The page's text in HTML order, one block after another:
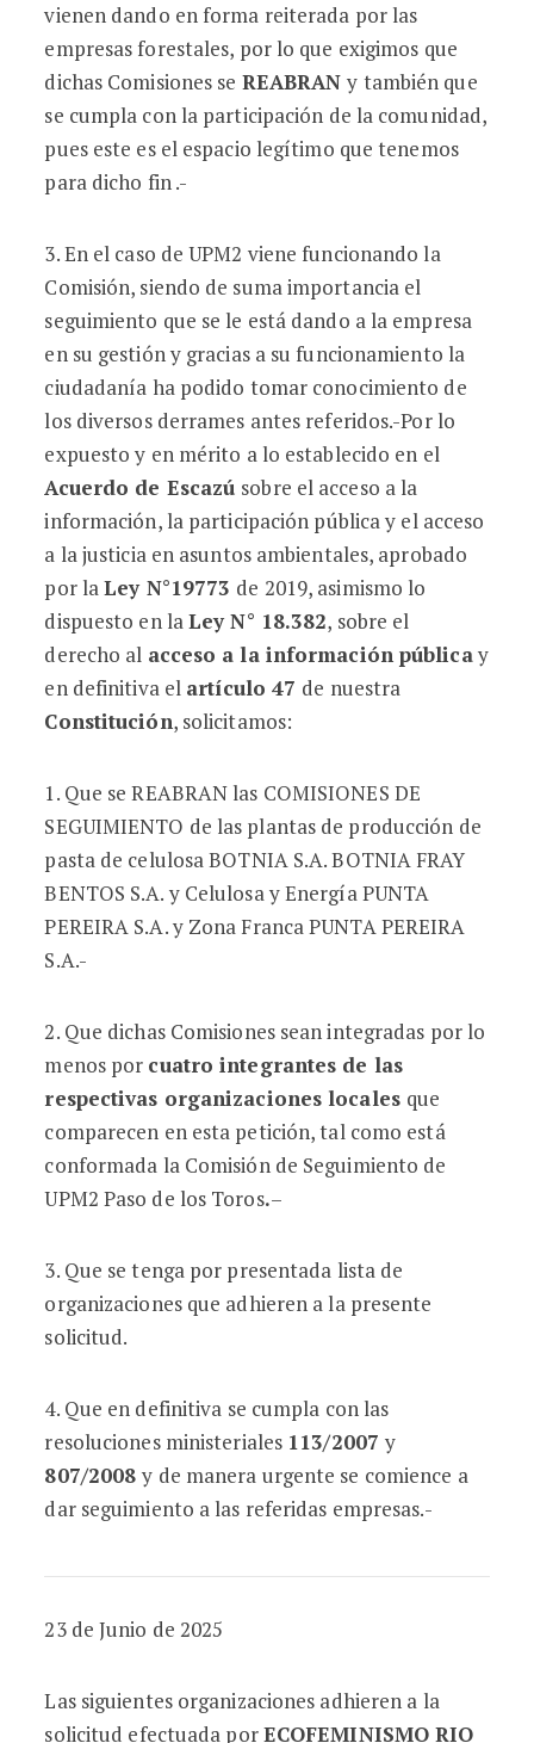
vienen dando en forma reiterada por las
empresas forestales, por lo que exigimos que
dichas Comisiones se REABRANy también que
se cumpla con la participación de la comunidad,
pues este es el espacio legítimo que tenemos
para dicho fin .-
3. En el caso de UPM2 viene funcionando la
Comisión, siendo de suma importancia el
seguimiento que se le está dando a la empresa
en su gestión y gracias a su funcionamiento la
ciudadanía ha podido tomar conocimiento de
los diversos derrames antes referidos.-Por lo
expuesto y en mérito a lo establecido en el
Acuerdo de Escazú sobre el acceso a la
información, la participación pública y el acceso
a la justicia en asuntos ambientales, aprobado
por laLey N°19773 de 2019, asimismo lo
dispuesto en laLeyN° 18.382, sobre el
derecho al acceso a la información públicay
en definitiva el artículo 47 de nuestra
Constitución, solicitamos:
1. Que se REABRAN las COMISIONES DE
SEGUIMIENTO de las plantas de producción de
pasta de celulosa BOTNIA S.A. BOTNIA FRAY
BENTOS S.A. y Celulosa y Energía PUNTA
PEREIRA S.A. y Zona Franca PUNTA PEREIRA
S.A.-
2. Que dichas Comisiones sean integradas por lo
menos por cuatro integrantes de las
respectivas organizaciones locales que
comparecen en esta petición, tal como está
conformada la Comisión de Seguimiento de
UPM2 Paso de los Toros.–
3. Que se tenga por presentada lista de
organizaciones que adhieren a la presente
solicitud.
4. Que en definitiva se cumpla con las
resoluciones ministeriales 113/2007y
807/2008y de manera urgente se comience a
dar seguimiento a las referidas empresas.-
23 de Junio de 2025
Las siguientes organizaciones adhieren a la
solicitud efectuada porECOFEMINISMO RIO